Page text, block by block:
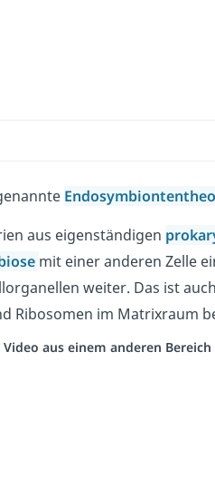
aus eigenständigen
mit einer anderen Zelle
weiter. Das ist
Ribosomen im Matrixraum
aus einem anderen Bereich